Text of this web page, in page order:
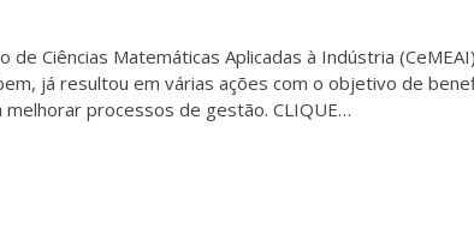
Ciências Matemáticas Aplicadas à Indústria
já resultou em várias ações com o objetivo de
melhorar processos de gestão. CLIQUE…